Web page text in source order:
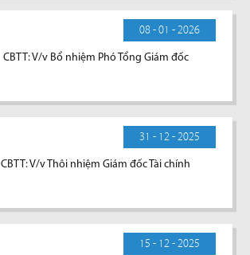
08 - 01 - 2026
CBTT: V/v Bổ nhiệm Phó Tổng Giám đốc
31 - 12 - 2025
CBTT: V/v Thôi nhiệm Giám đốc Tài chính
15 - 12 - 2025